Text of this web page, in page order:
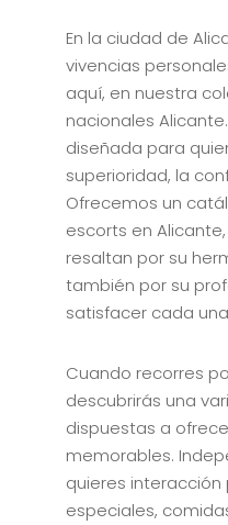
En la ciudad de
vivencias
aquí, en nuestra
nacionales
diseñada para
superioridad, la
Ofrecemos un
escorts en
resaltan por su
también por su
satisfacer cada
Cuando recorres
descubrirás una
dispuestas a
memorables.
quieres
especiales,